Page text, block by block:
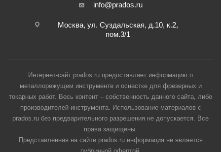
info@prados.ru
Москва, ул. Суздальская, д.10, к.2,
пом.3/1
Интернет-сайт prados.ru предоставляет информацию о
металлорежущем инструменте и оснастке для фрезерных и
токарных работ. Весь контент – собственность данного сайта, либо
производителей инструмента. Использование материалов с
prados.ru без предварительного разрешения не допускается. Все
права защищены.
Представленная на сайте prados.ru информация не является